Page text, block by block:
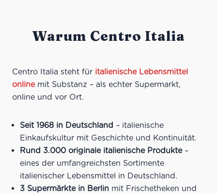
Warum Centro Italia
Centro Italia steht für italienische Lebensmittel
onlinemit Substanz – als echter Supermarkt,
online und vor Ort.
Seit 1968 in Deutschland – italienische
Einkaufskultur mit Geschichte und Kontinuität.
Rund 3.000 originale italienische Produkte–
eines der umfangreichsten Sortimente
italienischer Lebensmittel in Deutschland.
3 Supermärkte in Berlin mit Frischetheken und